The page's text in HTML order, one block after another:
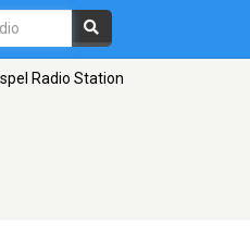
Radio Station